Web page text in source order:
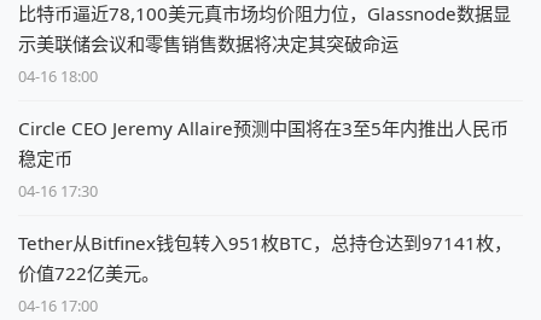
比特币逼近78,100美元真市场均价阻力位，Glassnode数据显
示美联储会议和零售销售数据将决定其突破命运
04-16 18:00
Circle CEO Jeremy Allaire预测中国将在3至5年内推出人民币
稳定币
04-16 17:30
Tether从Bitfinex钱包转入951枚BTC，总持仓达到97141枚，
价值722亿美元。
04-16 17:00